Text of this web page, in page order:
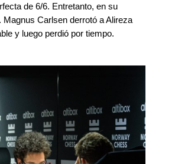
de 6/6. Entretanto, en su
Carlsen derrotó a Alireza
y luego perdió por tiempo.